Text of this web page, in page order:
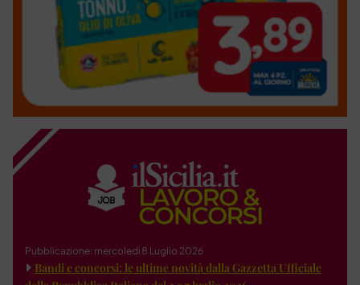
Pubblicazione: mercoledì 8 Luglio 2026
Bandi e concorsi: le ultime novità dalla Gazzetta Ufficiale